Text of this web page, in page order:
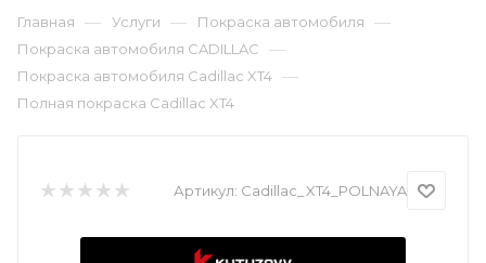
Главная — Услуги — Покраска автомобиля —
Покраска автомобиля CADILLAC —
Покраска автомобиля Cadillac XT4 —
Полная покраска Cadillac XT4
Артикул: Cadillac_XT4_POLNAYA